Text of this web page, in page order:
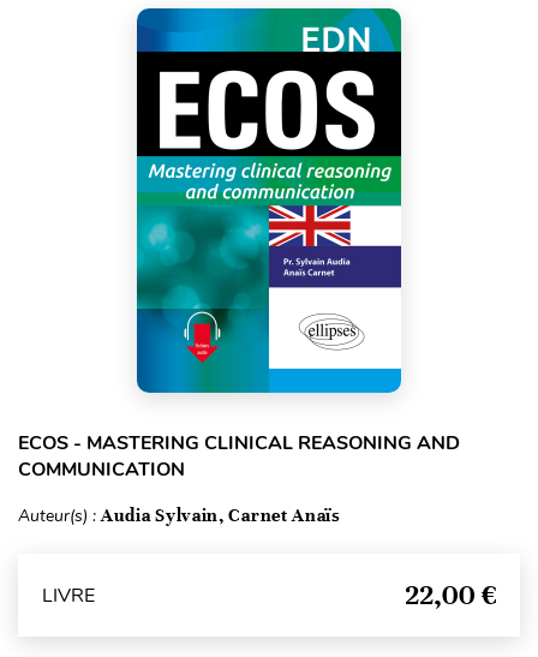
ECOS - MASTERING CLINICAL REASONING AND
COMMUNICATION
Auteur(s) :Audia Sylvain, Carnet Anaïs
LIVRE 22,00 €